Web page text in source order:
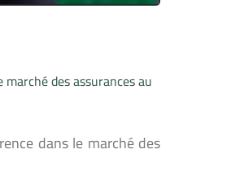
des assurances au
dans le marché des